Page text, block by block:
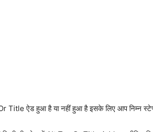
ऐड हुआ है या नहीं हुआ है इसके लिए आप निम्न